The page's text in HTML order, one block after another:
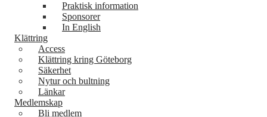
Praktisk information
Sponsorer
In English
Klättring
Access
Klättring kring Göteborg
Säkerhet
Nytur och bultning
Länkar
Medlemskap
Bli medlem